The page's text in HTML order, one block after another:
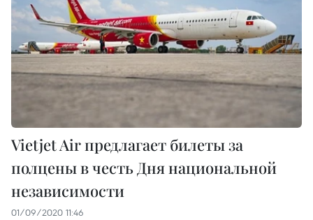
Vietjet Air предлагает билеты за
полцены в честь Дня национальной
независимости
01/09/2020 11:46